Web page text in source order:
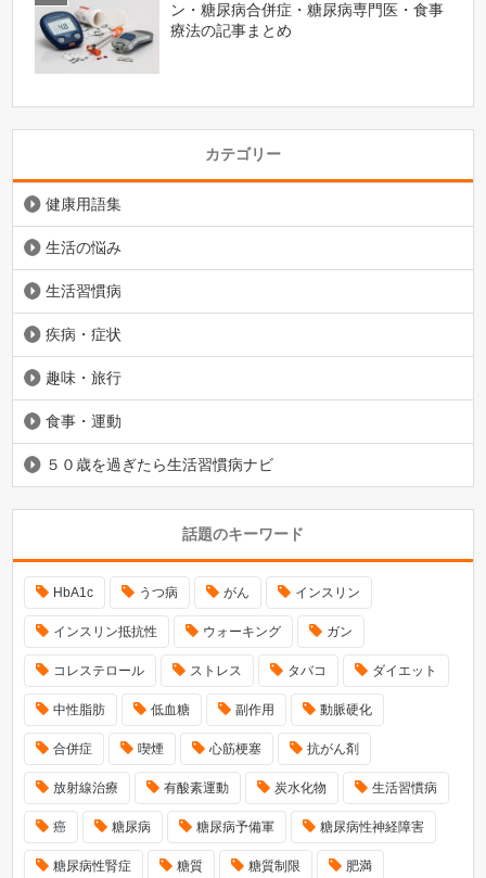
ン・糖尿病合併症・糖尿病専門医・食事
療法の記事まとめ
カテゴリー
健康用語集
生活の悩み
生活習慣病
疾病・症状
趣味・旅行
食事・運動
５０歳を過ぎたら生活習慣病ナビ
話題のキーワード
HbA1c うつ病 がん インスリン
インスリン抵抗性 ウォーキング ガン
コレステロール ストレス タバコ ダイエット
中性脂肪 低血糖 副作用 動脈硬化
合併症 喫煙 心筋梗塞 抗がん剤
放射線治療 有酸素運動 炭水化物 生活習慣病
癌 糖尿病 糖尿病予備軍 糖尿病性神経障害
糖尿病性腎症 糖質 糖質制限 肥満